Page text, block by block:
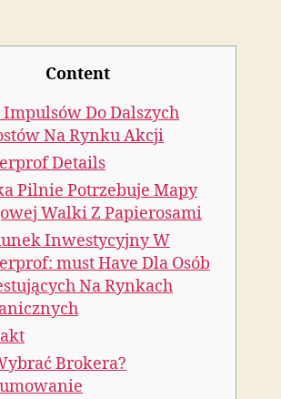
Na
Content
Do Dalszych
Na Rynku Akcji
Details
Pilnie Potrzebuje Mapy
Walki Z Papierosami
Inwestycyjny W
must Have Dla Osób
Na Rynkach
Brokera?